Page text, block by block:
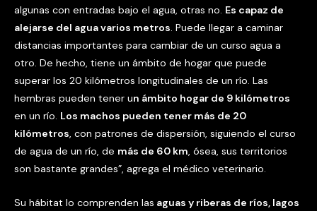
algunas con entradas bajo el agua, otras no. Es capaz de
alejarse del agua varios metros. Puede llegar a caminar
distancias importantes para cambiar de un curso agua a
otro. De hecho, tiene un ámbito de hogar que puede
superar los 20 kilómetros longitudinales de un río. Las
hembras pueden tener un ámbito hogar de 9 kilómetros
en un río. Los machos pueden tener más de 20
kilómetros, con patrones de dispersión, siguiendo el curso
de agua de un río, de más de 60 km, ósea, sus territorios
son bastante grandes”, agrega el médico veterinario.
Su hábitat lo comprenden las aguas y riberas de ríos, lagos